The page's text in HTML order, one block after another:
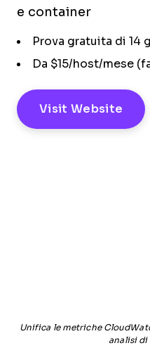
e container
Prova gratuita di 14
Da $15/host/mese
Visit Website
Unifica le metriche
analisi di